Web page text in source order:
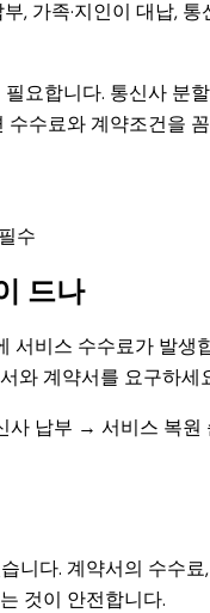
, 가족·지인이 대납,
요합니다. 통신사 분
수료와 계약조건을
수
드나
비스 수수료가 발생
와 계약서를 요구하세
납부 → 서비스 복원
니다. 계약서의 수수
것이 안전합니다.